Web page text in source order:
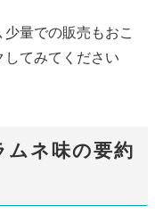
量での販売もおこ
してみてください
ネ味の要約